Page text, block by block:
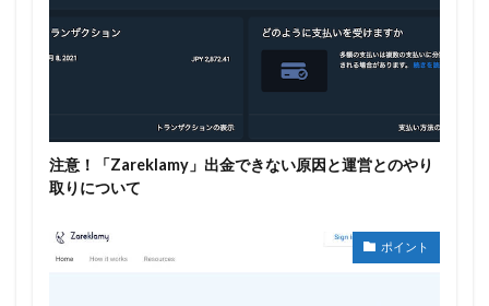
注意！「Zareklamy」出金できない原因と運営とのやり
取りについて
ポイント